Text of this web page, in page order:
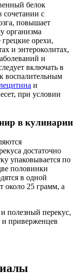
белок
сочетании с
повышает
организма
орехи,
и энтероколитах,
и
включать в
воспалительным
и
при условии
в кулинарии
достаточно
упаковывается по
половинки
в одной
около 25 грамм, а
полезный перекус,
и приверженцев